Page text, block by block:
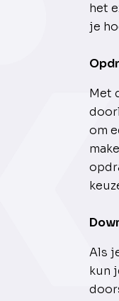
het
je
Met
om
Als
kun